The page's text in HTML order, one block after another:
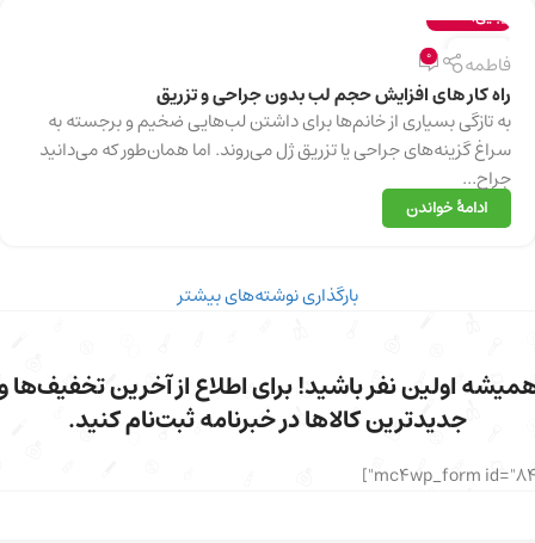
27
زیبایی,سلامت
فاطمه 0
راه کار های افزایش حجم لب بدون جراحی و تزریق
به تازگی بسیاری از خانم‌ها برای داشتن لب‌هایی ضخیم و برجسته به
سراغ گزینه‌های جراحی یا تزریق ژل می‌روند. اما همان‌طور که می‌دانید
جراح...
ادامهٔ خواندن
بارگذاری نوشته‌های بیشتر
اولین نفر باشید! برای اطلاع از آخرین تخفیف‌ها
جدیدترین کالاها در خبرنامه ثبت‌نام کنید.